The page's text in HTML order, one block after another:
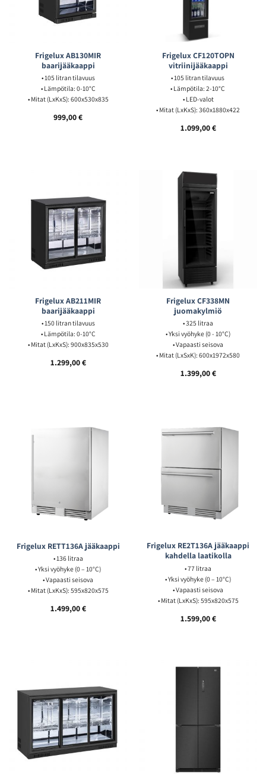
Frigelux AB130MIR
baarijääkaappi
• 105 litran tilavuus
• Lämpötila: 0-10°C
• Mitat (LxKxS): 600x530x835
999,00€
Frigelux CF120TOPN
vitriinijääkaappi
• 105 litran tilavuus
• Lämpötila: 2-10°C
• LED-valot
• Mitat (LxKxS): 360x1880x422
1.099,00€
Frigelux AB211MIR
baarijääkaappi
• 150 litran tilavuus
• Lämpötila: 0-10°C
• Mitat (LxKxS): 900x835x530
1.299,00€
Frigelux CF338MN
juomakylmiö
• 325 litraa
• Yksi vyöhyke (0 - 10°C)
• Vapaasti seisova
• Mitat (LxSxK): 600x1972x580
1.399,00€
Frigelux RETT136A jääkaappi
• 136 litraa
• Yksi vyöhyke (0 – 10°C)
• Vapaasti seisova
• Mitat (LxKxS): 595x820x575
1.499,00€
Frigelux RE2T136A jääkaappi
kahdella laatikolla
• 77 litraa
• Yksi vyöhyke (0 – 10°C)
• Vapaasti seisova
• Mitat (LxKxS): 595x820x575
1.599,00€